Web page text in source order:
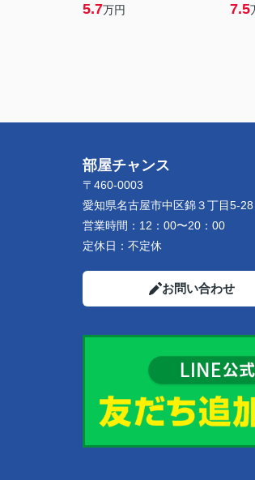
5.7万円 7.5
部屋チャンス
〒460-0003
愛知県名古屋市中区錦３丁目5-
営業時間： 12：00〜20：00
定休日： 不定休
お問い合わせ